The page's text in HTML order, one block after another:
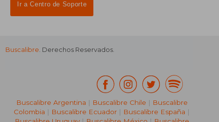
Ir a Centro de Soporte
Buscalibre. Derechos Reservados.
Buscalibre Argentina | Buscalibre Chile | Buscalibre
Colombia | Buscalibre Ecuador | Buscalibre España |